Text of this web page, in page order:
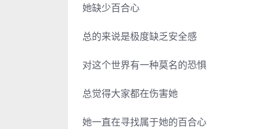
她缺少百合心
总的来说是极度缺乏安全感
对这个世界有一种莫名的恐惧
总觉得大家都在伤害她
她一直在寻找属于她的百合心